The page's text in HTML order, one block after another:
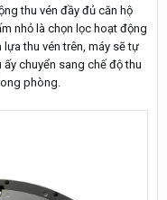
thu vén đầy đủ căn hộ
nhỏ là chọn lọc hoạt động
thu vén trên, máy sẽ tự
chuyển sang chế độ thu
phòng.